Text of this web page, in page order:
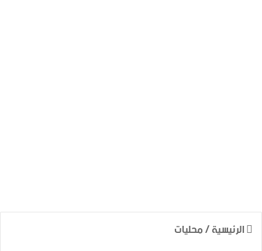
الرئيسية/محليات